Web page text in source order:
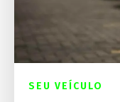
SEU VEÍCULO